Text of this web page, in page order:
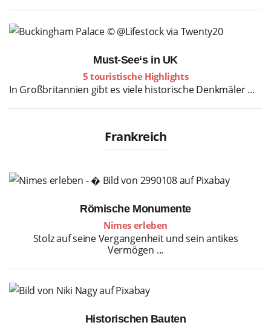
Must-See‘s in UK
5 touristische Highlights
In Großbritannien gibt es viele historische Denkmäler ...
Frankreich
Römische Monumente
Nimes erleben
Stolz auf seine Vergangenheit und sein antikes
Vermögen ...
Historischen Bauten